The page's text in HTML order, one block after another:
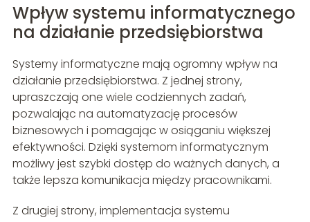
Wpływ systemu informatycznego
na działanie przedsiębiorstwa
Systemy informatyczne mają ogromny wpływ na
działanie przedsiębiorstwa. Z jednej strony,
upraszczają one wiele codziennych zadań,
pozwalając na automatyzację procesów
biznesowych i pomagając w osiąganiu większej
efektywności. Dzięki systemom informatycznym
możliwy jest szybki dostęp do ważnych danych, a
także lepsza komunikacja między pracownikami.
Z drugiej strony, implementacja systemu